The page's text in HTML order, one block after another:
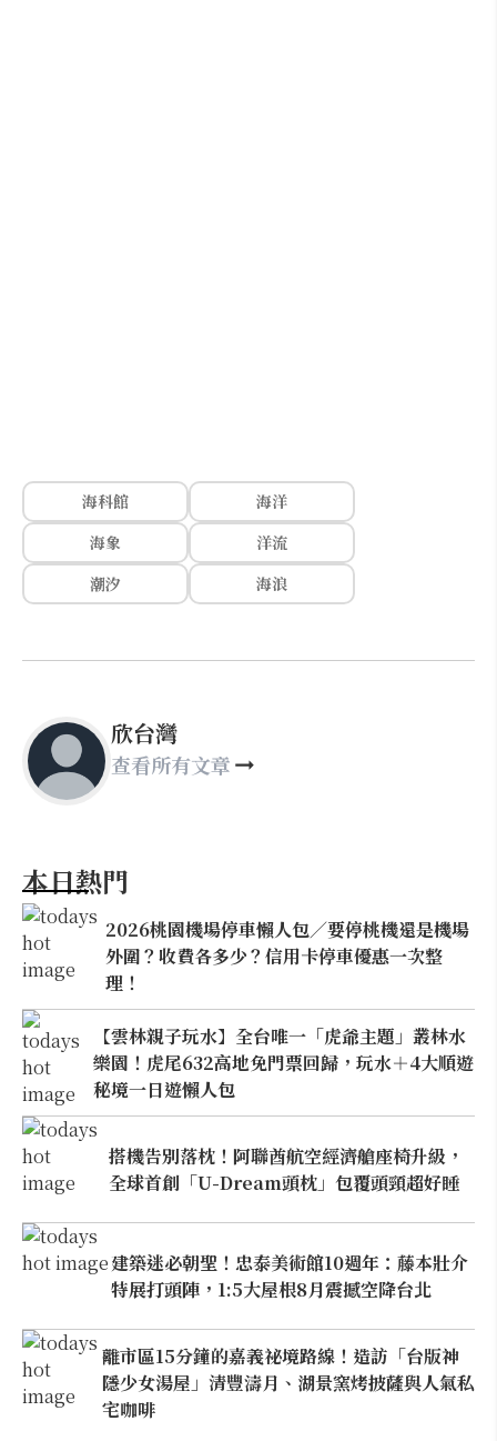
海科館
海洋
海象
洋流
潮汐
海浪
欣台灣
查看所有文章
本日熱門
2026桃園機場停車懶人包／要停桃機還是機場
外圍？收費各多少？信用卡停車優惠一次整
理！
【雲林親子玩水】全台唯一「虎爺主題」叢林水
樂園！虎尾632高地免門票回歸，玩水＋4大順遊
秘境一日遊懶人包
搭機告別落枕！阿聯酋航空經濟艙座椅升級，
全球首創「U-Dream頭枕」包覆頭頸超好睡
建築迷必朝聖！忠泰美術館10週年：藤本壯介
特展打頭陣，1:5大屋根8月震撼空降台北
離市區15分鐘的嘉義祕境路線！造訪「台版神
隱少女湯屋」清豐濤月、湖景窯烤披薩與人氣私
宅咖啡